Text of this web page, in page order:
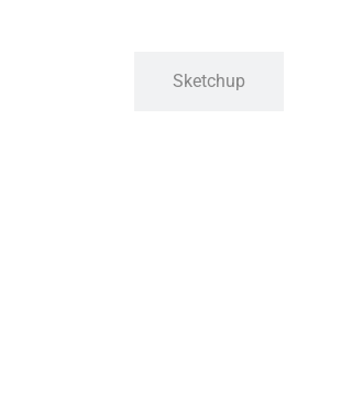
Sketchup